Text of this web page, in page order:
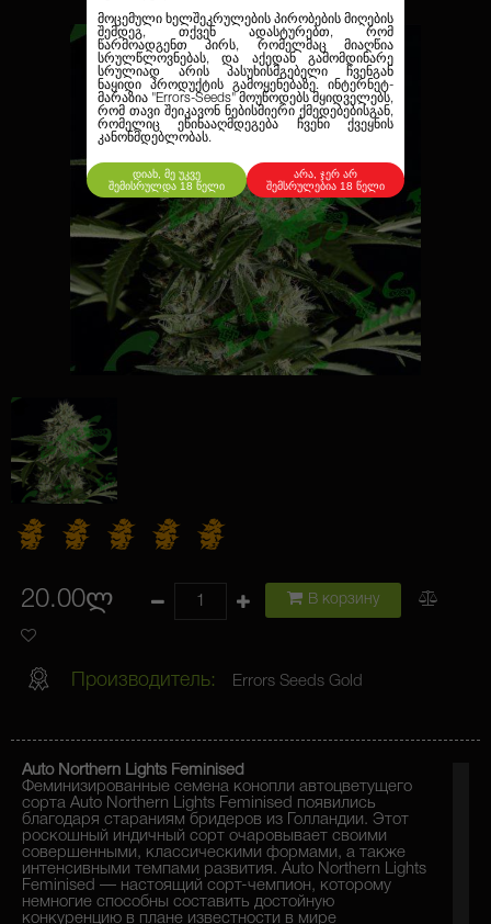
მოცემული ხელშეკრულების პირობების მიღების
შემდეგ, თქვენ ადასტურებთ, რომ
წარმოადგენთ პირს, რომელმაც მიაღწია
სრულწლოვნებას, და აქედან გამომდინარე
სრულიად არის პასუხისმგებელი ჩვენგან
ნაყიდი პროდუქტის გამოყენებაზე. ინტერნეტ-
მარაზია "Errors-Seeds" მოუწოდებს მყიდველებს,
რომ თავი შეიკავონ ნებისმიერი ქმედებებისგან,
რომელიც ეწინააღმდეგება ჩვენი ქვეყნის
კანონმდებლობას.
დიახ, მე უკვე
შემისრულდა 18 წელი
არა, ჯერ არ
შემსრულებია 18 წელი
20.00ლ В корзину
Производитель: Errors Seeds Gold
Auto Northern Lights Feminised
Феминизированные семена конопли автоцветущего
сорта Auto Northern Lights Feminised появились
благодаря стараниям бридеров из Голландии. Этот
роскошный индичный сорт очаровывает своими
совершенными, классическими формами, а также
интенсивными темпами развития. Auto Northern Lights
Feminised — настоящий сорт-чемпион, которому
немногие способны составить достойную
конкуренцию в плане известности в мире